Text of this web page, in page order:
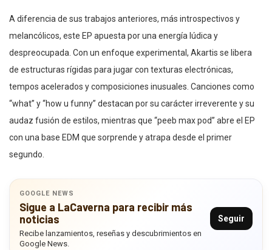
A diferencia de sus trabajos anteriores, más introspectivos y
melancólicos, este EP apuesta por una energía lúdica y
despreocupada. Con un enfoque experimental, Akartis se libera
de estructuras rígidas para jugar con texturas electrónicas,
tempos acelerados y composiciones inusuales. Canciones como
“what” y “how u funny” destacan por su carácter irreverente y su
audaz fusión de estilos, mientras que “peeb max pod” abre el EP
con una base EDM que sorprende y atrapa desde el primer
segundo.
GOOGLE NEWS
Sigue a LaCaverna para recibir más
noticias
Recibe lanzamientos, reseñas y descubrimientos en
Google News.
Seguir